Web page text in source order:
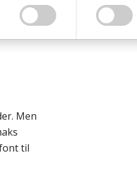
stil,
Men
til